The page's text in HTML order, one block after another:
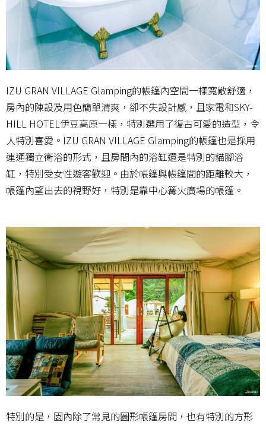
IZU GRAN VILLAGE Glamping的帳篷內空間一樣寬敞舒適，
房內的陳設及用色簡單清爽，卻不失設計感，且家電和SKY-
HILL HOTEL伊豆高原一樣，特別選用了復古可愛的造型，令
人特別喜愛。IZU GRAN VILLAGE Glamping的帳篷也是採用
連通獨立衛浴的形式，且房間內的浴缸還是特別的貓腳浴
缸，特別受女性遊客歡迎。由於帳篷與帳篷間的距離較大，
帳篷內望出去的視野好，特別是靠中心篝火廣場的帳篷。
特別的是，園內除了常見的圓形帳篷房間，也有特別的方形